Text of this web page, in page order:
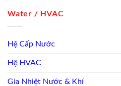
Water / HVAC
Hệ Cấp Nước
Hệ HVAC
Gia Nhiệt Nước & Khí